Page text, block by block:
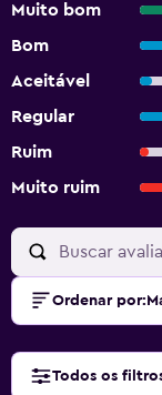
Muito bom
Bom
Aceitável
Regular
Ruim
Muito ruim
Ordenar por:
Todos os